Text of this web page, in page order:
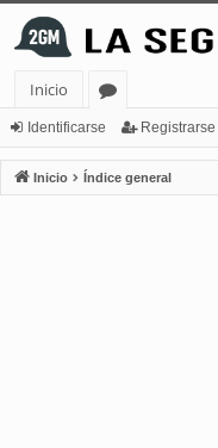
Inicio
or
os
Identificarse Registrarse
Inicio Índice general